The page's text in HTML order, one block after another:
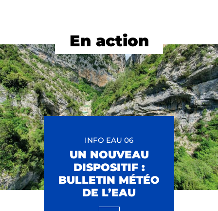
En action
INFO EAU 06
UN NOUVEAU
DISPOSITIF :
BULLETIN MÉTÉO
DE L’EAU